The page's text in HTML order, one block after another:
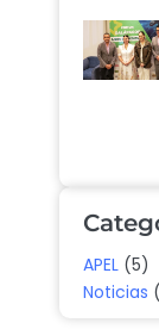
APEL (5)
Noticias